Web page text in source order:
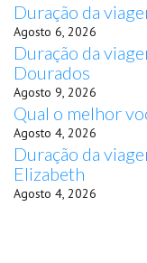
Duração da
Agosto 6, 2026
Duração da
Dourados
Agosto 9, 2026
Qual o melhor
Agosto 4, 2026
Duração da
Elizabeth
Agosto 4, 2026